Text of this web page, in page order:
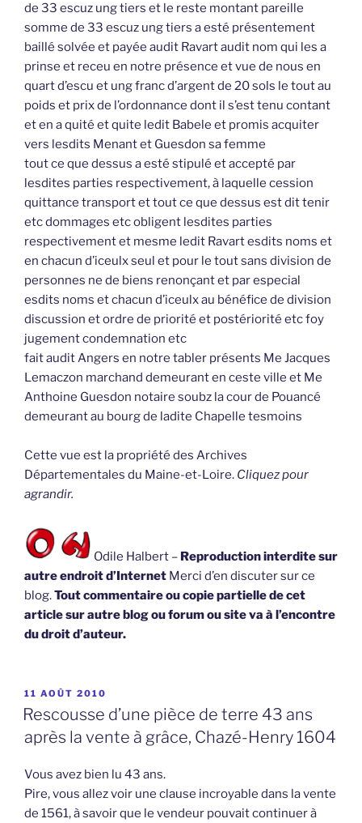
de 33 escuz ung tiers et le reste montant pareille
somme de 33 escuz ung tiers a esté présentement
baillé solvée et payée audit Ravart audit nom qui les a
prinse et receu en notre présence et vue de nous en
quart d’escu et ung franc d’argent de 20 sols le tout au
poids et prix de l’ordonnance dont il s’est tenu contant
et en a quité et quite ledit Babele et promis acquiter
vers lesdits Menant et Guesdon sa femme
tout ce que dessus a esté stipulé et accepté par
lesdites parties respectivement, à laquelle cession
quittance transport et tout ce que dessus est dit tenir
etc dommages etc obligent lesdites parties
respectivement et mesme ledit Ravart esdits noms et
en chacun d’iceulx seul et pour le tout sans division de
personnes ne de biens renonçant et par especial
esdits noms et chacun d’iceulx au bénéfice de division
discussion et ordre de priorité et postériorité etc foy
jugement condemnation etc
fait audit Angers en notre tabler présents Me Jacques
Lemaczon marchand demeurant en ceste ville et Me
Anthoine Guesdon notaire soubz la cour de Pouancé
demeurant au bourg de ladite Chapelle tesmoins
Cette vue est la propriété des Archives
Départementales du Maine-et-Loire. Cliquez pour
agrandir.
Odile Halbert – Reproduction interdite sur
autre endroit d’Internet Merci d’en discuter sur ce
blog.Tout commentaire ou copie partielle de cet
article sur autre blog ou forum ou site va à l’encontre
du droit d’auteur.
PUBLIÉ
LE
11 AOÛT 2010
Rescousse d’une pièce de terre 43 ans
après la vente à grâce, Chazé-Henry 1604
Vous avez bien lu 43 ans.
Pire, vous allez voir une clause incroyable dans la vente
de 1561, à savoir que le vendeur pouvait continuer à